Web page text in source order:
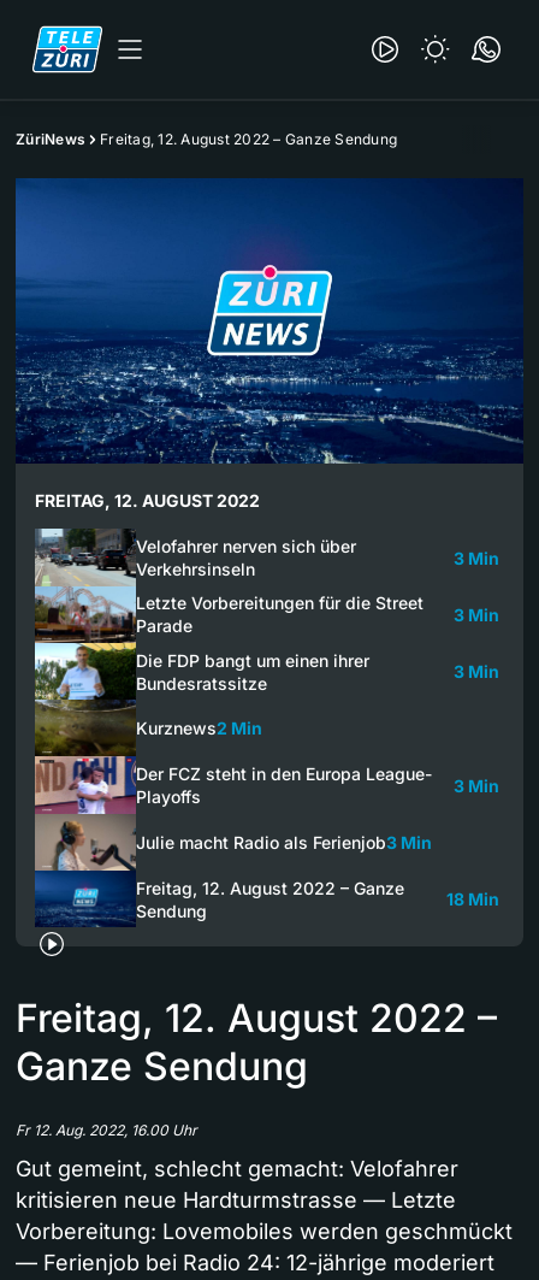
ZüriNews Freitag, 12. August 2022 – Ganze Sendung
FREITAG, 12. AUGUST 2022
Velofahrer nerven sich über
Verkehrsinseln
3 Min
Letzte Vorbereitungen für die Street
Parade
3 Min
Die FDP bangt um einen ihrer
Bundesratssitze
3 Min
Kurznews2 Min
Der FCZ steht in den Europa League-
Playoffs
3 Min
Julie macht Radio als Ferienjob3 Min
Freitag, 12. August 2022 – Ganze
Sendung
18 Min
Freitag, 12. August 2022 –
Ganze Sendung
Fr 12. Aug. 2022, 16.00 Uhr
Gut gemeint, schlecht gemacht: Velofahrer
kritisieren neue Hardturmstrasse — Letzte
Vorbereitung: Lovemobiles werden geschmückt
— Ferienjob bei Radio 24: 12-jährige moderiert